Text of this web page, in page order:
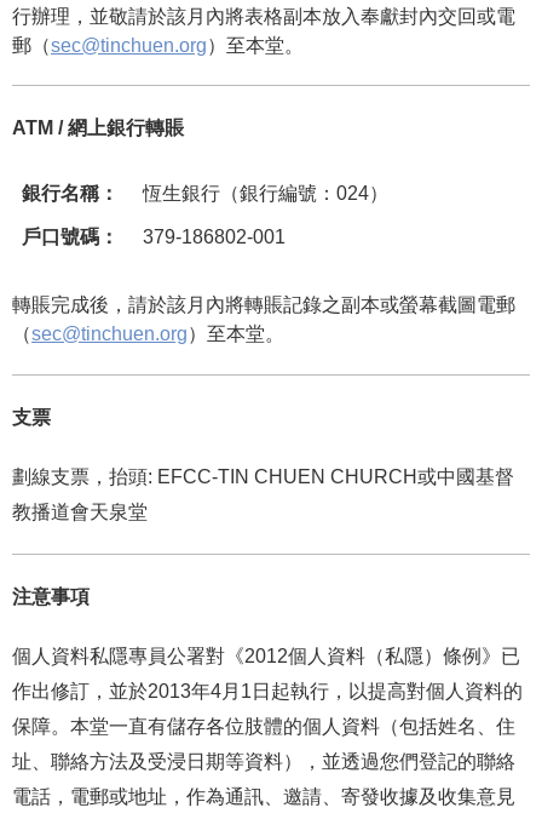
行辦理，並敬請於該月內將表格副本放入奉獻封內交回或電
郵（sec@tinchuen.org）至本堂。
ATM / 網上銀行轉賬
銀行名稱： 恆生銀行（銀行編號：024）
戶口號碼： 379-186802-001
轉賬完成後，請於該月內將轉賬記錄之副本或螢幕截圖電郵
（sec@tinchuen.org）至本堂。
支票
劃線支票，抬頭: EFCC-TIN CHUEN CHURCH或中國基督
教播道會天泉堂
注意事項
個人資料私隱專員公署對《2012個人資料（私隱）條例》已
作出修訂，並於2013年4月1日起執行，以提高對個人資料的
保障。本堂一直有儲存各位肢體的個人資料（包括姓名、住
址、聯絡方法及受浸日期等資料），並透過您們登記的聯絡
電話，電郵或地址，作為通訊、邀請、寄發收據及收集意見